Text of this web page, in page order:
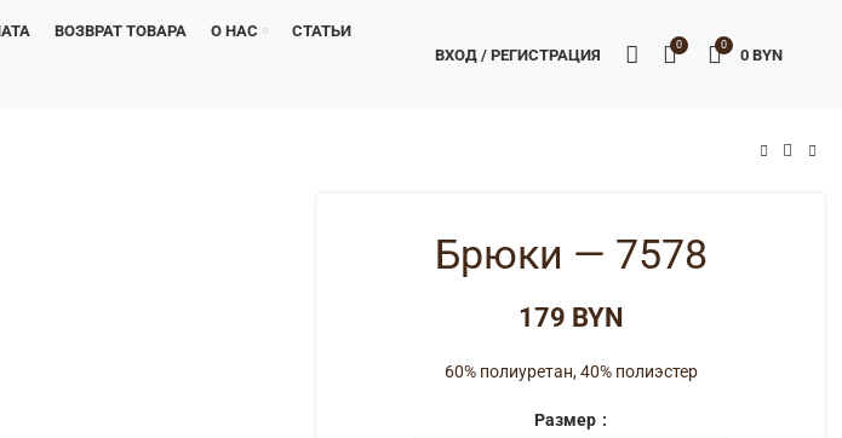
ВОЗВРАТ ТОВАРА О НАС СТАТЬИ
ВХОД / РЕГИСТРАЦИЯ
0 0
0BYN
Брюки — 7578
BYN
60% полиуретан, 40% полиэстер
Размер